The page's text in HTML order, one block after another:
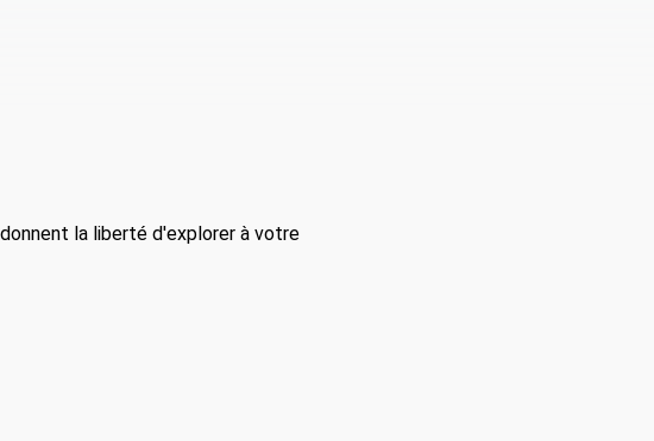
la liberté d'explorer à votre